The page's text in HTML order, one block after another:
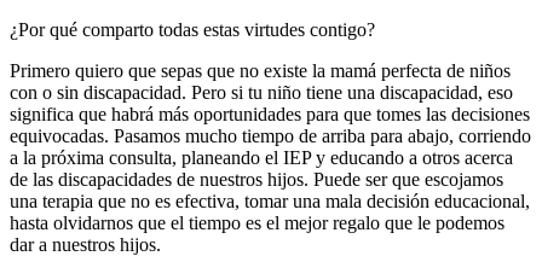
¿Por qué comparto todas estas virtudes contigo?
Primero quiero que sepas que no existe la mamá perfecta de niños
con o sin discapacidad. Pero si tu niño tiene una discapacidad, eso
significa que habrá más oportunidades para que tomes las decisiones
equivocadas. Pasamos mucho tiempo de arriba para abajo, corriendo
a la próxima consulta, planeando el IEP y educando a otros acerca
de las discapacidades de nuestros hijos. Puede ser que escojamos
una terapia que no es efectiva, tomar una mala decisión educacional,
hasta olvidarnos que el tiempo es el mejor regalo que le podemos
dar a nuestros hijos.